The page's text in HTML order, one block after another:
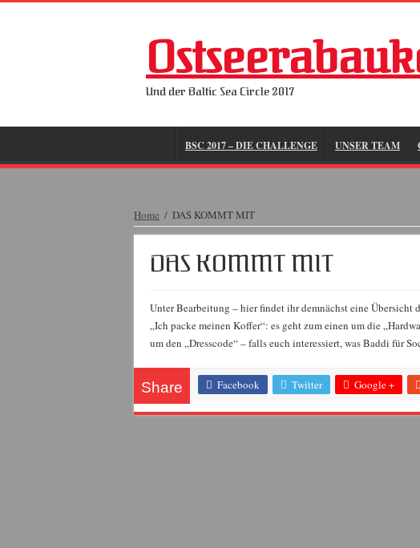
Und der Baltic Sea Circle 2017
BSC 2017 – DIE CHALLENGE UNSER TEAM
Home / DAS KOMMT MIT
DAS KOMMT MIT
Unter Bearbeitung – hier findet ihr demnächst eine Übersicht
„Ich packe meinen Koffer“: es geht zum einen um die
um den „Dresscode“ – falls euch interessiert, was Baddi für
Share Facebook Twitter Google +